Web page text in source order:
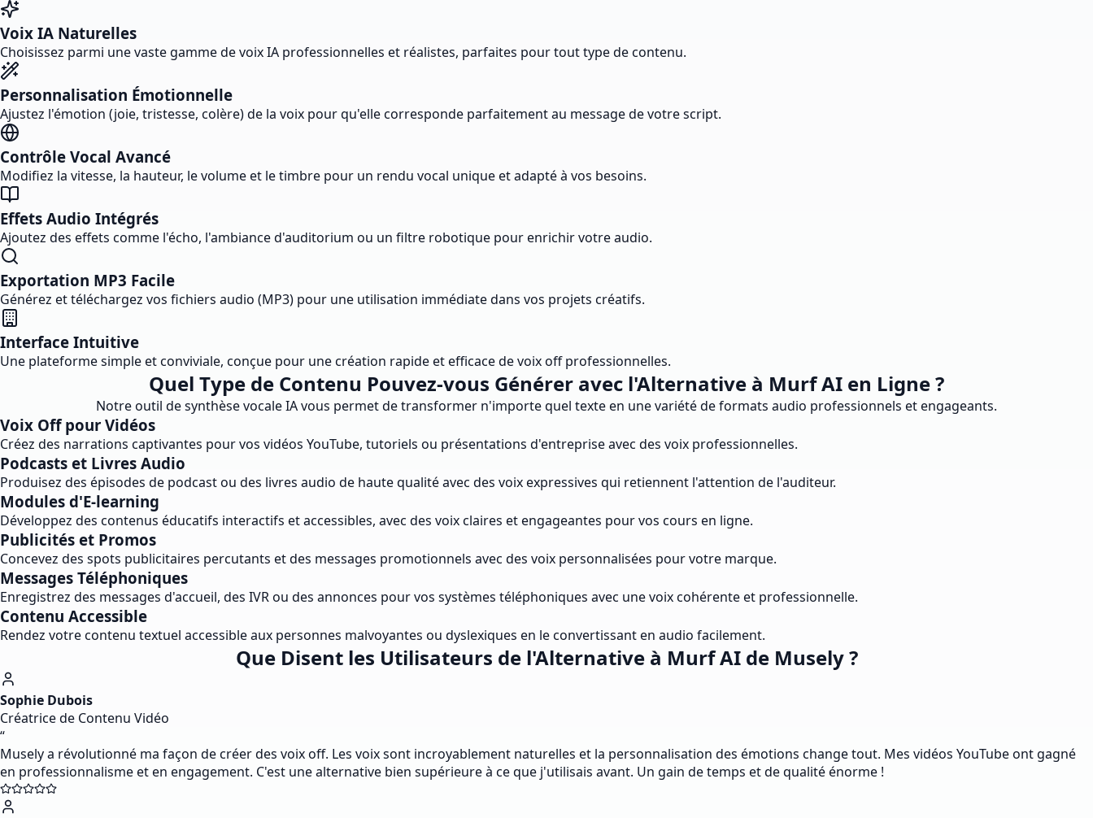
Voix IA Naturelles
Choisissez parmi une vaste gamme de voix IA professionnelles et réalistes, parfaites pour tout type de contenu.
Personnalisation Émotionnelle
Ajustez l'émotion (joie, tristesse, colère) de la voix pour qu'elle corresponde parfaitement au message de votre script.
Contrôle Vocal Avancé
Modifiez la vitesse, la hauteur, le volume et le timbre pour un rendu vocal unique et adapté à vos besoins.
Effets Audio Intégrés
Ajoutez des effets comme l'écho, l'ambiance d'auditorium ou un filtre robotique pour enrichir votre audio.
Exportation MP3 Facile
Générez et téléchargez vos fichiers audio (MP3) pour une utilisation immédiate dans vos projets créatifs.
Interface Intuitive
Une plateforme simple et conviviale, conçue pour une création rapide et efficace de voix off professionnelles.
Quel Type de Contenu Pouvez-vous Générer avec l'Alternative à Murf AI en Ligne ?
Notre outil de synthèse vocale IA vous permet de transformer n'importe quel texte en une variété de formats audio professionnels et engageants.
Voix Off pour Vidéos
Créez des narrations captivantes pour vos vidéos YouTube, tutoriels ou présentations d'entreprise avec des voix professionnelles.
Podcasts et Livres Audio
Produisez des épisodes de podcast ou des livres audio de haute qualité avec des voix expressives qui retiennent l'attention de l'auditeur.
Modules d'E-learning
Développez des contenus éducatifs interactifs et accessibles, avec des voix claires et engageantes pour vos cours en ligne.
Publicités et Promos
Concevez des spots publicitaires percutants et des messages promotionnels avec des voix personnalisées pour votre marque.
Messages Téléphoniques
Enregistrez des messages d'accueil, des IVR ou des annonces pour vos systèmes téléphoniques avec une voix cohérente et professionnelle.
Contenu Accessible
Rendez votre contenu textuel accessible aux personnes malvoyantes ou dyslexiques en le convertissant en audio facilement.
Que Disent les Utilisateurs de l'Alternative à Murf AI de Musely ?
Sophie Dubois
Créatrice de Contenu Vidéo
“
Musely a révolutionné ma façon de créer des voix off. Les voix sont incroyablement naturelles et la personnalisation des émotions change tout. Mes vidéos YouTube ont gagné
en professionnalisme et en engagement. C'est une alternative bien supérieure à ce que j'utilisais avant. Un gain de temps et de qualité énorme !